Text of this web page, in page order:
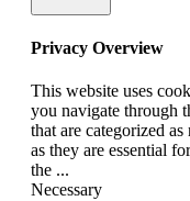
Privacy Overview
This website uses
you navigate through
that are categorized
as they are essential
the ...
Necessary